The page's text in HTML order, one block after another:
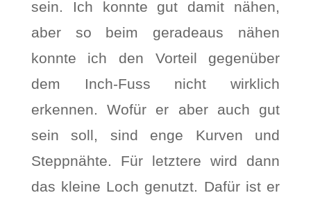
sein. Ich konnte gut damit nähen,
aber so beim geradeaus nähen
konnte ich den Vorteil gegenüber
dem Inch-Fuss nicht wirklich
erkennen. Wofür er aber auch gut
sein soll, sind enge Kurven und
Steppnähte. Für letztere wird dann
das kleine Loch genutzt. Dafür ist er